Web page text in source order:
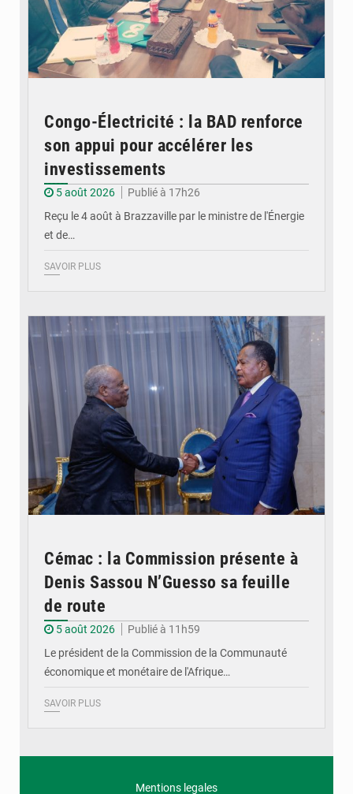
Congo-Électricité : la BAD renforce
son appui pour accélérer les
investissements
5 août 2026
Publié à 17h26
Reçu le 4 août à Brazzaville par le ministre de l'Énergie
et de…
SAVOIR PLUS
Cémac : la Commission présente à
Denis Sassou N’Guesso sa feuille
de route
5 août 2026
Publié à 11h59
Le président de la Commission de la Communauté
économique et monétaire de l'Afrique…
SAVOIR PLUS
Mentions legales